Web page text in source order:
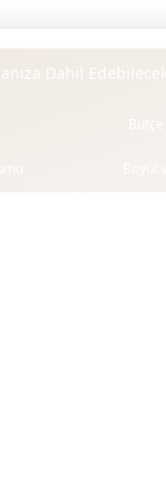
Dahil